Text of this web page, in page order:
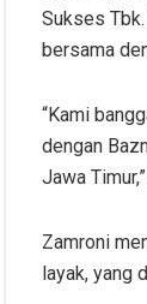
Sukses
bersama
“Kami
dengan
Jawa
Zamroni
layak, yang